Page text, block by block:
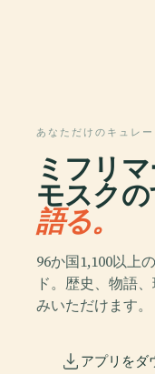
あなただけのキュレー
ミフリ
モスクの
語る。
96か国1,100以上
ド。歴史、物語
みいただけます。
アプリをダ